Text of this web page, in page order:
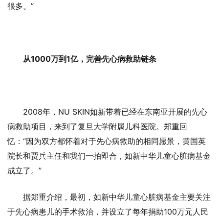
很多。”
从1000万到1亿，完善先心病救助链条
2008年，NU SKIN如新带着已经在东南亚开展的先心
病救助项目，来到了复旦大学附属儿科医院。郑重回
忆：“因为双方都怀着对于先心病救助的相同愿景，黄国英
院长和贾兵主任和我们一拍即合，如新中华儿童心脏病基金
成立了。”
据郑重介绍，最初，如新中华儿童心脏病基金主要关注
于先心病患儿的手术救治，并设立了每年捐助100万元人民